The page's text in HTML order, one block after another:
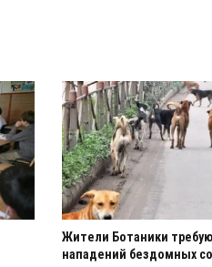
Жители Ботаники
нападений бездомных